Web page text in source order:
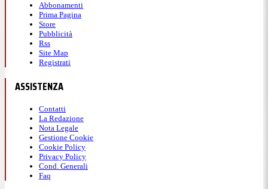
Abbonamenti
Prima Pagina
Store
Pubblicità
Rss
Site Map
Registrati
ASSISTENZA
Contatti
La Redazione
Nota Legale
Gestione Cookie
Cookie Policy
Privacy Policy
Cond. Generali
Faq